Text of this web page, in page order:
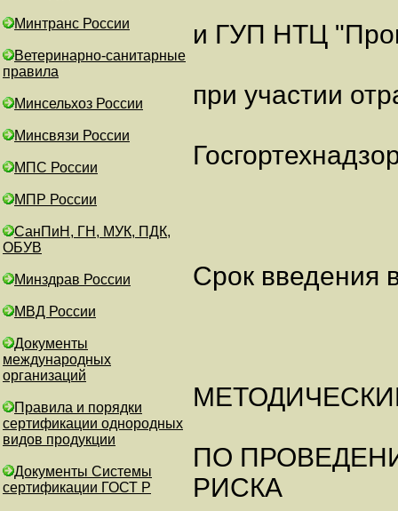
Минтранс России
Ветеринарно-санитарные
правила
Минсельхоз России
Минсвязи России
МПС России
МПР России
СанПиН, ГН, МУК, ПДК,
ОБУВ
Минздрав России
МВД России
Документы
международных
организаций
Правила и порядки
сертификации однородных
видов продукции
Документы Системы
сертификации ГОСТ Р
и ГУП НТЦ
при участии
Срок введения
ПО
РИСКА